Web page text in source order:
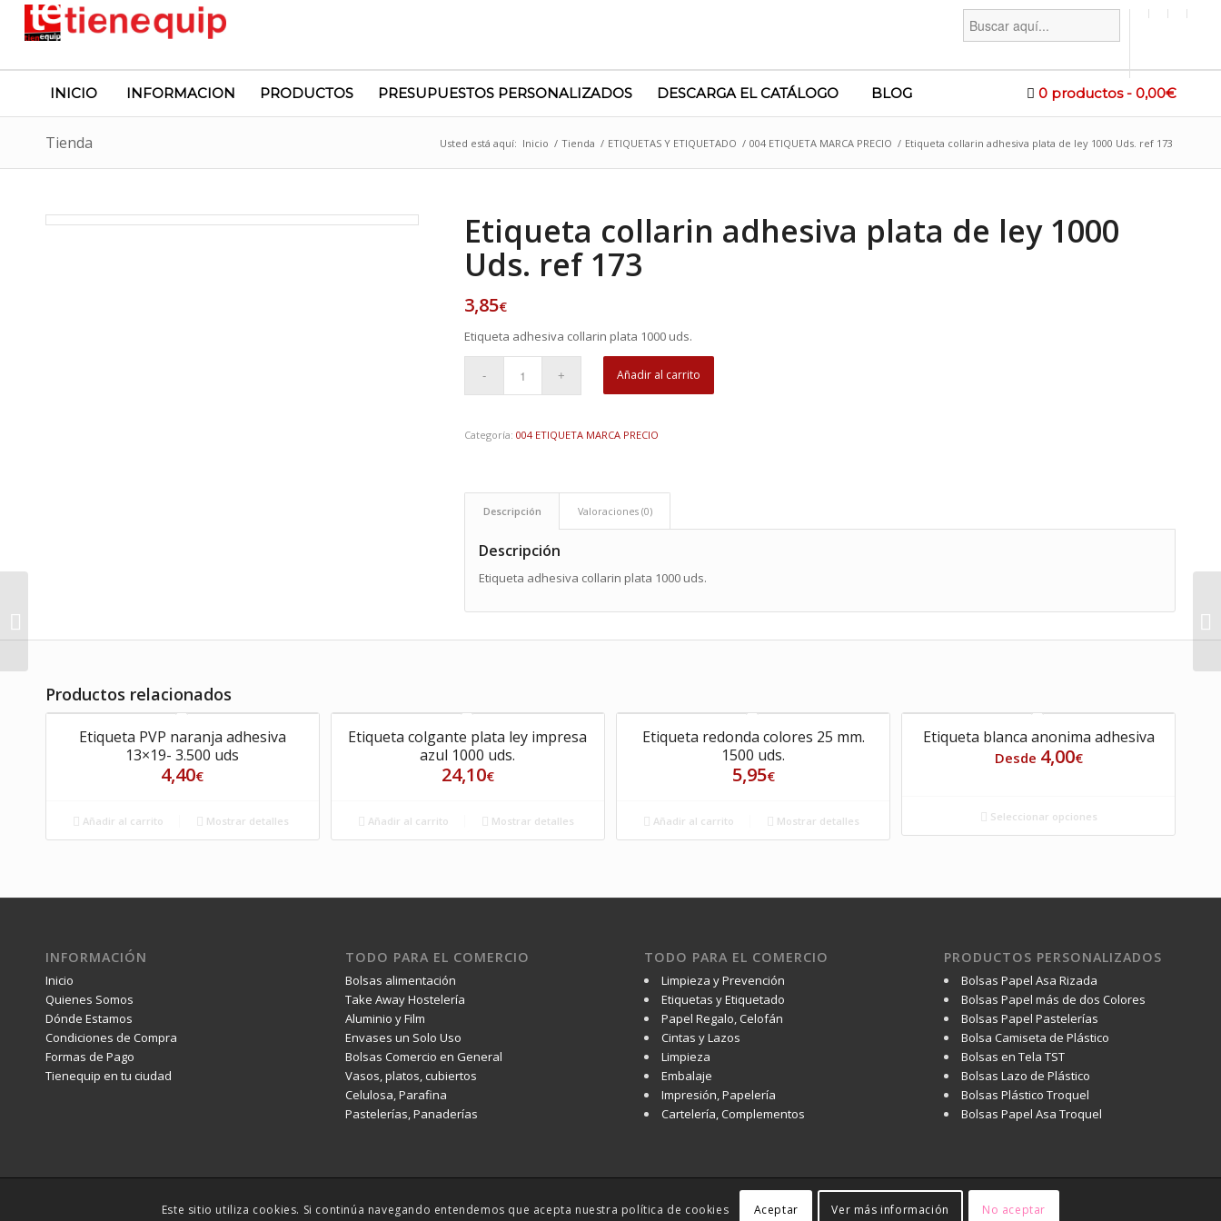
Buscar:
INICIO INFORMACION PRODUCTOS PRESUPUESTOS PERSONALIZADOS DESCARGA EL CATÁLOGO BLOG 0 productos 0,00€
Tienda Usted está aquí: Inicio / Tienda / ETIQUETAS Y ETIQUETADO / 004 ETIQUETA MARCA PRECIO / Etiqueta collarin adhesiva plata de ley 1000 Uds. ref 173
Etiqueta collarin adhesiva plata de ley 1000
Uds. ref 173
3,85€
Etiqueta adhesiva collarin plata 1000 uds.
Añadir al carrito
Categoría: 004 ETIQUETA MARCA PRECIO
Descripción Valoraciones (0)
Descripción
Etiqueta adhesiva collarin plata 1000 uds.
Productos relacionados
Etiqueta PVP naranja adhesiva
13×19- 3.500 uds
4,40€
Añadir al carrito Mostrar detalles
Etiqueta colgante plata ley impresa
azul 1000 uds.
24,10€
Añadir al carrito Mostrar detalles
Etiqueta redonda colores 25 mm.
1500 uds.
5,95€
Añadir al carrito Mostrar detalles
Etiqueta blanca anonima adhesiva
Desde 4,00€
Seleccionar opciones
INFORMACIÓN
Inicio
Quienes Somos
Dónde Estamos
Condiciones de Compra
Formas de Pago
Tienequip en tu ciudad
TODO PARA EL COMERCIO
Bolsas alimentación
Take Away Hostelería
Aluminio y Film
Envases un Solo Uso
Bolsas Comercio en General
Vasos, platos, cubiertos
Celulosa, Parafina
Pastelerías, Panaderías
TODO PARA EL COMERCIO
Limpieza y Prevención
Etiquetas y Etiquetado
Papel Regalo, Celofán
Cintas y Lazos
Limpieza
Embalaje
Impresión, Papelería
Cartelería, Complementos
PRODUCTOS PERSONALIZADOS
Bolsas Papel Asa Rizada
Bolsas Papel más de dos Colores
Bolsas Papel Pastelerías
Bolsa Camiseta de Plástico
Bolsas en Tela TST
Bolsas Lazo de Plástico
Bolsas Plástico Troquel
Bolsas Papel Asa Troquel
Este sitio utiliza cookies. Si continúa navegando entendemos que acepta nuestra política de cookies Aceptar Ver más información No aceptar